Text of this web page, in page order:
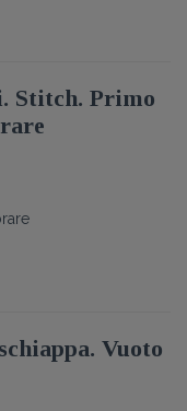
Stitch. Primo
Vuoto